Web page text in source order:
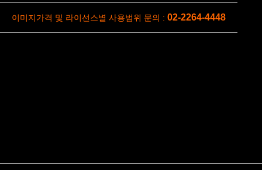
이미지가격 및 라이선스별 사용범위 문의 : 02-2264-4448